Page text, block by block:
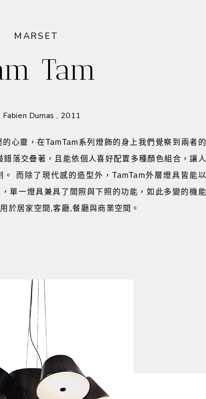
Tam
MARSET
Fabien Dumas , 2011
心靈，在TamTam系列燈飾的身上我們覺察到兩者的
落交疊著，且能依個人喜好配置多種顏色組合，讓人
而除了現代感的造型外，TamTam外層燈具皆能以
單一燈具兼具了間照與下照的功能，如此多變的機能
於居家空間,客廳,餐廳與商業空間。